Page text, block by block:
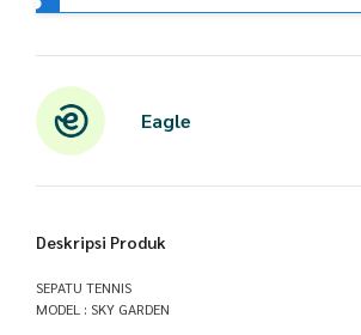
Eagle
Deskripsi Produk
SEPATU TENNIS
MODEL : SKY GARDEN